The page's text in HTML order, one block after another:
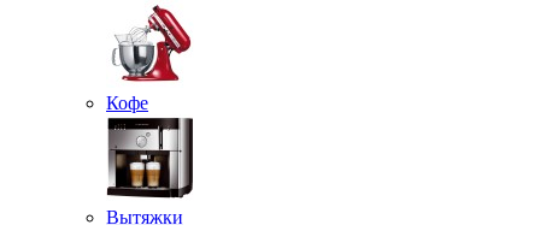
Кофе
Вытяжки